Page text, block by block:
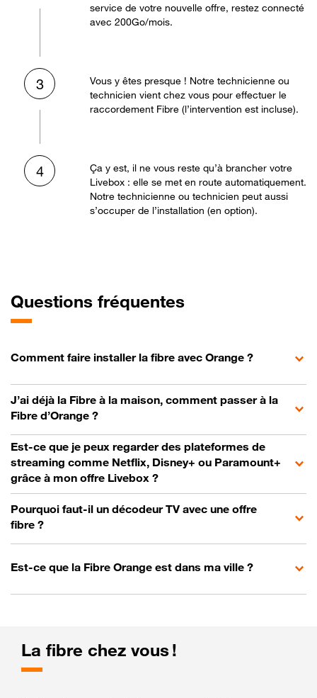
service de votre nouvelle offre, restez connecté
avec 200Go/mois.
3
Vous y êtes presque ! Notre technicienne ou
technicien vient chez vous pour effectuer le
raccordement Fibre (l’intervention est incluse).
4
Ça y est, il ne vous reste qu’à brancher votre
Livebox : elle se met en route automatiquement.
Notre technicienne ou technicien peut aussi
s’occuper de l’installation (en option).
Questions fréquentes
Comment faire installer la fibre avec Orange ?
J’ai déjà la Fibre à la maison, comment passer à la
Fibre d’Orange ?
Est-ce que je peux regarder des plateformes de
streaming comme Netflix, Disney+ ou Paramount+
grâce à mon offre Livebox ?
Pourquoi faut-il un décodeur TV avec une offre
fibre ?
Est-ce que la Fibre Orange est dans ma ville ?
La fibre chez vous !